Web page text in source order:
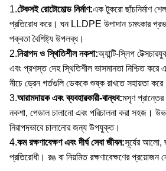
1.টেকসই রোটোমোল্ড নির্মাণ:এক টুকরো ছাঁচনির্মাণ
প্রতিরোধ করে। ঘন LLDPE উপাদান চমৎকার
পক্বতা বৈশিষ্ট্য উপলব্ধ।
2.নিরাপদ ও স্থিতিশীল নকশা:অ্যান্টি-স্লিপ
এবং প্রশস্ত দেহ স্থিতিশীল ভাসমানতা নিশ্চিত করে
নীচে ড্রেন গর্তগুলি ডেককে শুষ্ক রাখতে সহায়তা
3.আরামদায়ক এবং ব্যবহারকারী-বান্ধব:মসৃণ প্রান্তের
নকশা, পেডাল চালানো এবং পরিচালনা করা সহজ।
নিরাপদভাবে চালানোর জন্য উপযুক্ত।
4.কম রক্ষণাবেক্ষণ এবং দীর্ঘ সেবা জীবন:সূর্যের আলো,
প্রতিরোধী। রঙ বা নিয়মিত রক্ষণাবেক্ষণের প্রয়োজন